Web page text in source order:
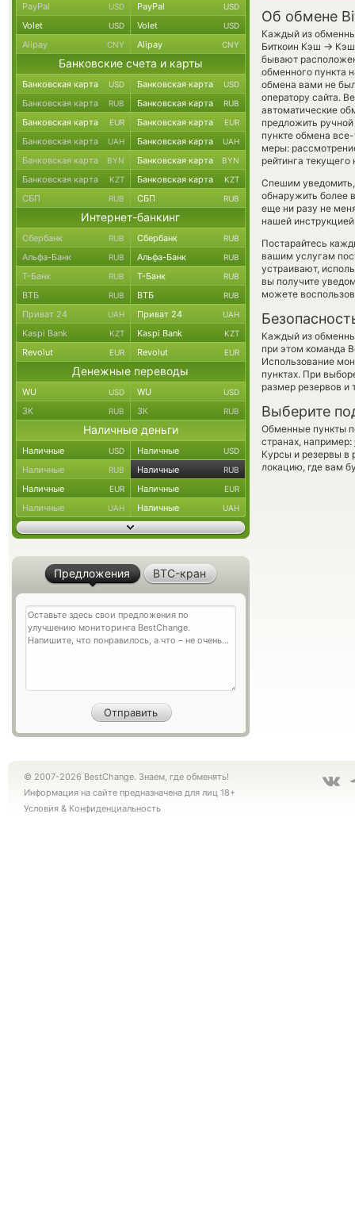
Об обмене
Каждый из
Биткоин Кэш → Кэш
бывают
обменного пункта
обмена вами не
оператору сайта.
автоматические
предложить
пункте обмена
меры:
рейтинга текущего
Спешим
обнаружить более
еще ни разу не
нашей
Постарайтесь
вашим услугам
устраивают,
вы получите
можете
Каждый из
при этом команда
Использование
пунктах. При
размер резервов и
Выберите
Обменные пункты
странах, например:
Курсы и резервы в
локацию, где вам
PayPal USD PayPal USD
Volet USD Volet USD
Alipay CNY Alipay CNY
Банковские счета и карты
Банковская карта USD Банковская карта USD
Банковская карта RUB Банковская карта RUB
Банковская карта EUR Банковская карта EUR
Банковская карта UAH Банковская карта UAH
Банковская карта BYN Банковская карта BYN
Банковская карта KZT Банковская карта KZT
СБП RUB СБП RUB
Интернет-банкинг
Сбербанк RUB Сбербанк RUB
Альфа-Банк RUB Альфа-Банк RUB
Т-Банк RUB Т-Банк RUB
ВТБ RUB ВТБ RUB
Приват 24 UAH Приват 24 UAH
Kaspi Bank KZT Kaspi Bank KZT
Revolut EUR Revolut EUR
Денежные переводы
WU USD WU USD
ЗК RUB ЗК RUB
Наличные деньги
Наличные USD Наличные USD
Наличные RUB Наличные RUB
Наличные EUR Наличные EUR
Наличные UAH Наличные UAH
Предложения BTC-кран
© 2007-2026 BestChange. Знаем, где обменять!
Информация на сайте предназначена для лиц 18+
Условия & Конфиденциальность